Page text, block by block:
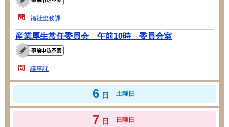
福祉総務課
産業厚生常任委員会 午前10時 委員会室
議事課
6 日 土曜日
7 日 日曜日